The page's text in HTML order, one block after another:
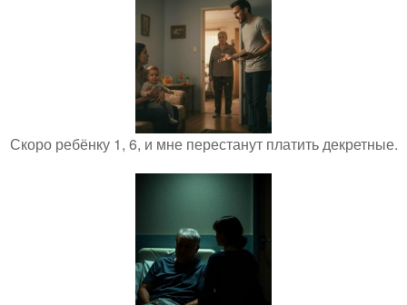
Скоро ребёнку 1, 6, и мне перестанут платить декретные.